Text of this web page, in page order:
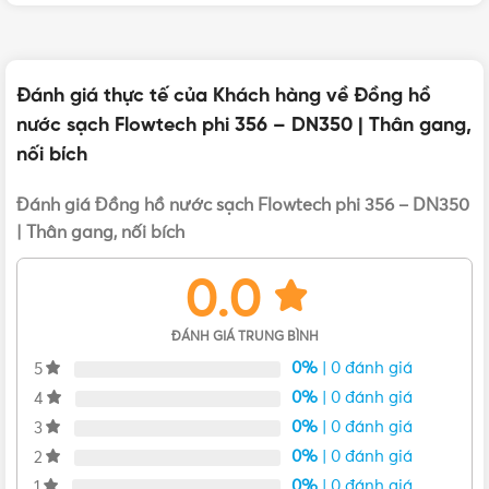
Ngoại hình của Đồng hồ nước Flowtech phi 356 – DN350
Đồng hồ nước Flowtech phi 356
được sử dụng cho nước
Đánh giá thực tế của Khách hàng về Đồng hồ
nước sạch Flowtech phi 356 – DN350 | Thân gang,
nối bích
Đánh giá Đồng hồ nước sạch Flowtech phi 356 – DN350
| Thân gang, nối bích
0.0
ĐÁNH GIÁ TRUNG BÌNH
5 0% | 0 đánh giá
4
0% | 0 đánh giá
3
0% | 0 đánh giá
2
0% | 0 đánh giá